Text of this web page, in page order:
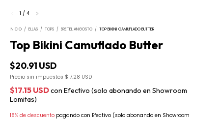
1 / 4
INICIO / ELLAS / TOPS / BRETEL ANGOSTO / TOP BIKINI CAMUFLADO BUTTER
Top Bikini Camuflado Butter
$20.91 USD
Precio sin impuestos $17.28 USD
$17.15 USDcon Efectivo (solo abonando en Showroom
Lomitas)
18% de descuento pagando con Efectivo (solo abonando en Showroom